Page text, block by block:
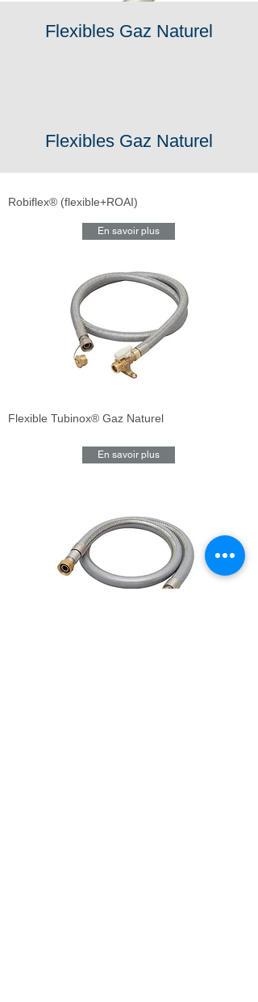
Flexibles Gaz Naturel
Flexibles Gaz Naturel
Robiflex® (flexible+ROAI)
En savoir plus
Flexible Tubinox® Gaz Naturel
En savoir plus